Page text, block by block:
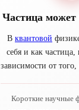
Частица
В квантовой
себя и как
зависимости от
Короткие научные